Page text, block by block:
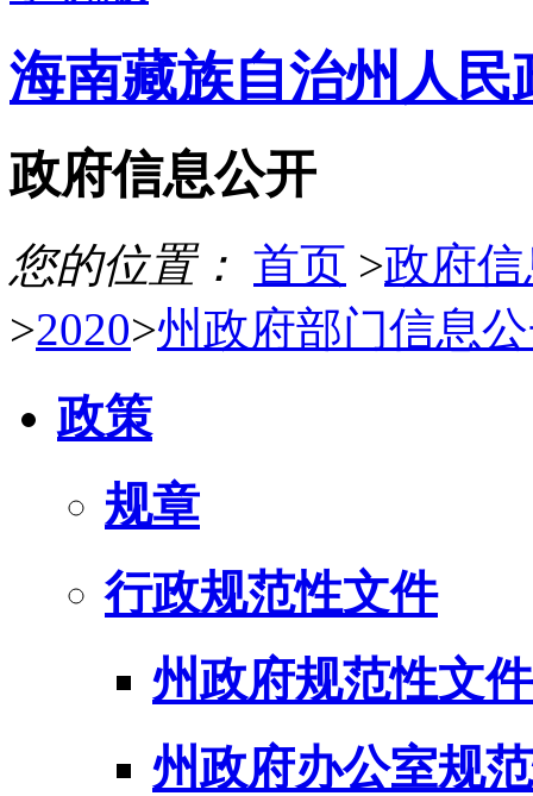
海南藏族自治州人民
政府信息公开
您的位置： 首页 >政府
>2020>州政府部门信息
政策
规章
行政规范性文件
州政府规范性文件
州政府办公室规